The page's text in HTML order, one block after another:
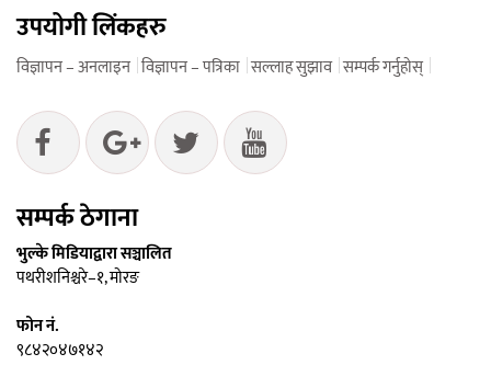
उपयोगी लिंकहरु
विज्ञापन – अनलाइन विज्ञापन – पत्रिका सल्लाह सुझाव सम्पर्क गर्नुहोस्
सम्पर्क ठेगाना
भुल्के मिडियाद्वारा सञ्चालित
पथरीशनिश्चरे–१, मोरङ
फोन नं.
९८४२०४७१४२